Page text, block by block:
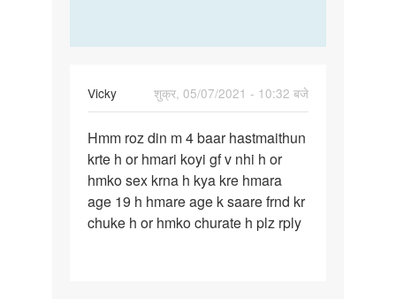
Vicky
शुक्र, 05/07/2021 - 10:32 बजे
Hmm
roz
din
m
4
Hmm roz din m 4 baar hastmaithun
krte h or hmari koyi gf v nhi h or
hmko sex krna h kya kre hmara
age 19 h hmare age k saare frnd kr
chuke h or hmko churate h plz rply